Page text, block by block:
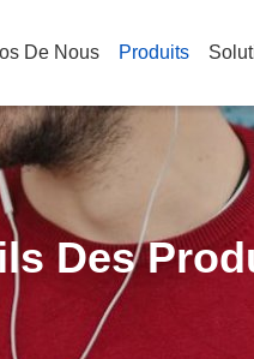
De Nous Produits
Des